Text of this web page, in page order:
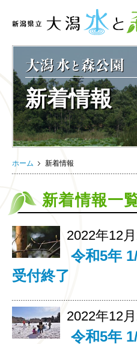
新着情報
ホーム 新着情報
新着情報一
2022年12
令和5年
受付終了
2022年12
令和5年